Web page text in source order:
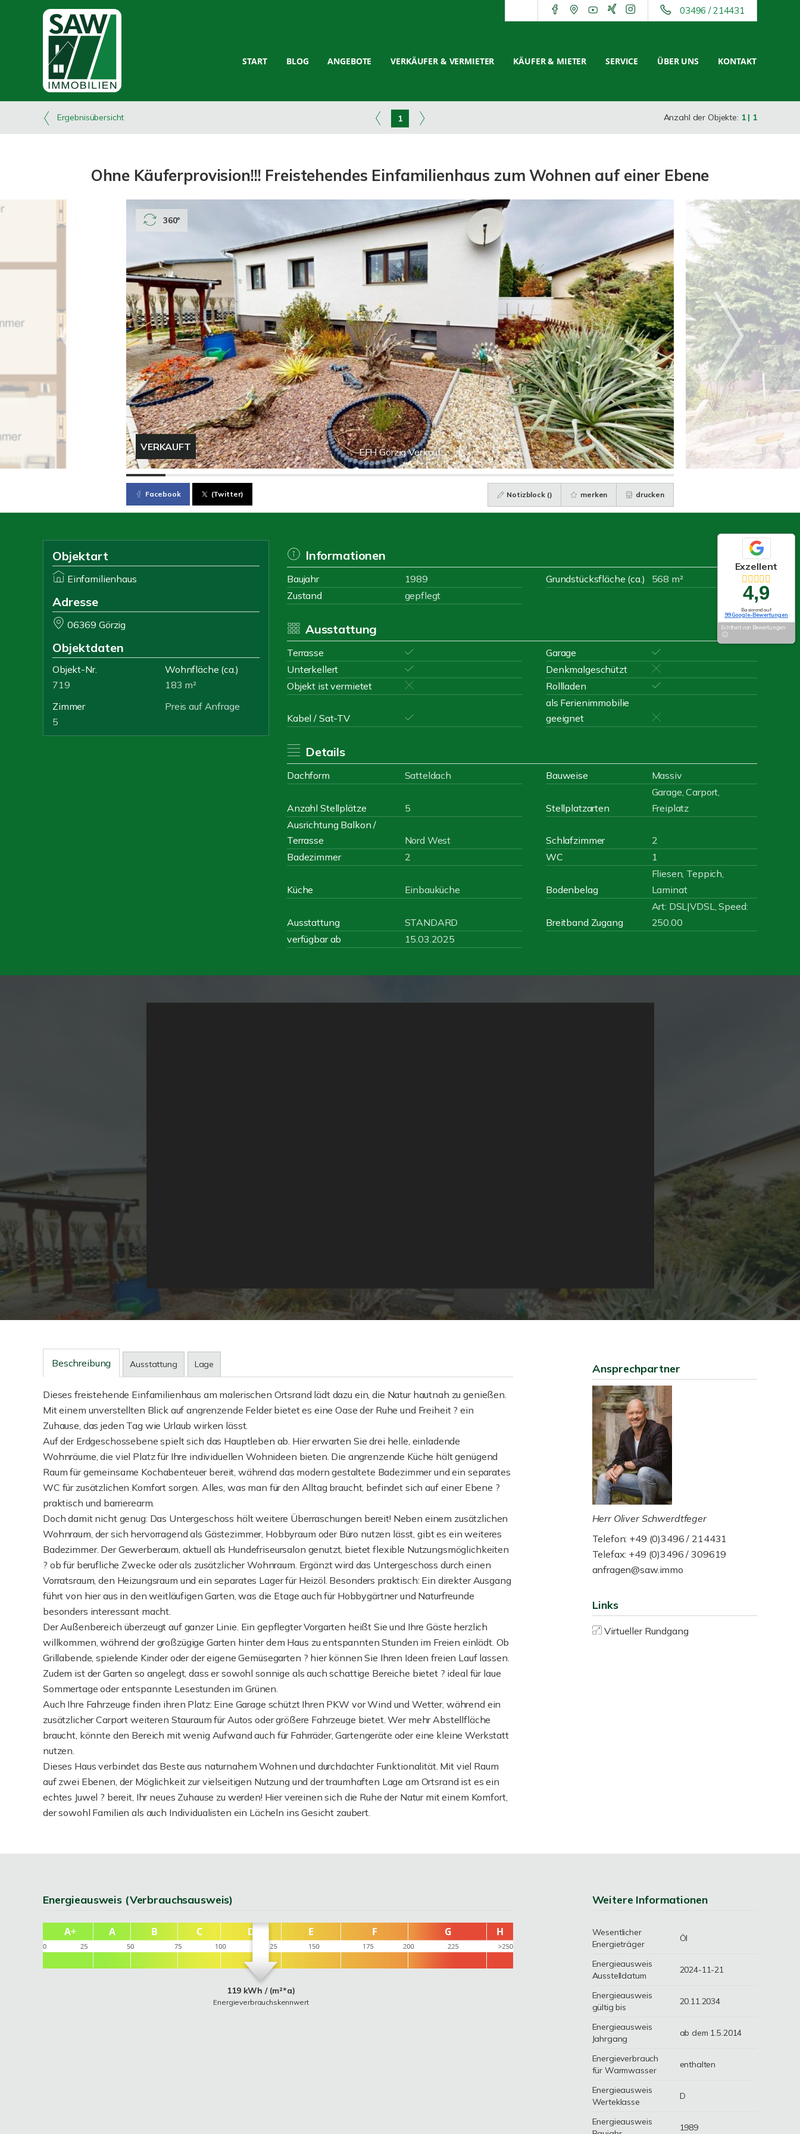
03496 / 214431
START BLOG ANGEBOTE VERKÄUFER & VERMIETER KÄUFER & MIETER SERVICE ÜBER UNS KONTAKT
Ergebnisübersicht 1 Anzahl der Objekte: 1 | 1
Ohne Käuferprovision!!! Freistehendes Einfamilienhaus zum Wohnen auf einer Ebene
EFH Görzig Verkauf
VERKAUFT
360°
Facebook (Twitter) Notizblock () merken drucken
Objektart
Einfamilienhaus
Adresse
06369 Görzig
Objektdaten
Objekt-Nr.
719
Wohnfläche (ca.)
183 m²
Zimmer
5
Preis auf Anfrage
Informationen
Baujahr 1989 Grundstücksfläche (ca.)
568 m²
Zustand
gepflegt
Ausstattung
Terrasse
Garage
Unterkellert
Denkmalgeschützt
Objekt ist vermietet
Rollladen
Kabel / Sat-TV
als Ferienimmobilie
geeignet
Details
Dachform Satteldach Bauweise Massiv
Anzahl Stellplätze 5 Stellplatzarten
Garage, Carport,
Freiplatz
Ausrichtung Balkon /
Terrasse
Nord West Schlafzimmer
2
Badezimmer
2 WC 1
Küche Einbauküche Bodenbelag
Fliesen, Teppich,
Laminat
Ausstattung STANDARD Breitband Zugang
Art: DSL|VDSL, Speed:
250.00
verfügbar ab
15.03.2025
Beschreibung Ausstattung Lage
Dieses freistehende Einfamilienhaus am malerischen Ortsrand lädt dazu ein, die Natur hautnah zu genießen.
Mit einem unverstellten Blick auf angrenzende Felder bietet es eine Oase der Ruhe und Freiheit ? ein
Zuhause, das jeden Tag wie Urlaub wirken lässt.
Auf der Erdgeschossebene spielt sich das Hauptleben ab. Hier erwarten Sie drei helle, einladende
Wohnräume, die viel Platz für Ihre individuellen Wohnideen bieten. Die angrenzende Küche hält genügend
Raum für gemeinsame Kochabenteuer bereit, während das modern gestaltete Badezimmer und ein separates
WC für zusätzlichen Komfort sorgen. Alles, was man für den Alltag braucht, befindet sich auf einer Ebene ?
praktisch und barrierearm.
Doch damit nicht genug: Das Untergeschoss hält weitere Überraschungen bereit! Neben einem zusätzlichen
Wohnraum, der sich hervorragend als Gästezimmer, Hobbyraum oder Büro nutzen lässt, gibt es ein weiteres
Badezimmer. Der Gewerberaum, aktuell als Hundefriseursalon genutzt, bietet flexible Nutzungsmöglichkeiten
? ob für berufliche Zwecke oder als zusätzlicher Wohnraum. Ergänzt wird das Untergeschoss durch einen
Vorratsraum, den Heizungsraum und ein separates Lager für Heizöl. Besonders praktisch: Ein direkter Ausgang
führt von hier aus in den weitläufigen Garten, was die Etage auch für Hobbygärtner und Naturfreunde
besonders interessant macht.
Der Außenbereich überzeugt auf ganzer Linie. Ein gepflegter Vorgarten heißt Sie und Ihre Gäste herzlich
willkommen, während der großzügige Garten hinter dem Haus zu entspannten Stunden im Freien einlädt. Ob
Grillabende, spielende Kinder oder der eigene Gemüsegarten ? hier können Sie Ihren Ideen freien Lauf lassen.
Zudem ist der Garten so angelegt, dass er sowohl sonnige als auch schattige Bereiche bietet ? ideal für laue
Sommertage oder entspannte Lesestunden im Grünen.
Auch Ihre Fahrzeuge finden ihren Platz: Eine Garage schützt Ihren PKW vor Wind und Wetter, während ein
zusätzlicher Carport weiteren Stauraum für Autos oder größere Fahrzeuge bietet. Wer mehr Abstellfläche
braucht, könnte den Bereich mit wenig Aufwand auch für Fahrräder, Gartengeräte oder eine kleine Werkstatt
nutzen.
Dieses Haus verbindet das Beste aus naturnahem Wohnen und durchdachter Funktionalität. Mit viel Raum
auf zwei Ebenen, der Möglichkeit zur vielseitigen Nutzung und der traumhaften Lage am Ortsrand ist es ein
echtes Juwel ? bereit, Ihr neues Zuhause zu werden! Hier vereinen sich die Ruhe der Natur mit einem Komfort,
der sowohl Familien als auch Individualisten ein Lächeln ins Gesicht zaubert.
Ansprechpartner
Herr Oliver Schwerdtfeger
Telefon: +49 (0)3496 / 214431
Telefax: +49 (0)3496 / 309619
anfragen@saw.immo
Links
Virtueller Rundgang
Energieausweis (Verbrauchsausweis)
119 kWh / (m²*a)
Energieverbrauchskennwert
Weitere Informationen
Wesentlicher
Energieträger
Öl
Energieausweis
Ausstelldatum
2024-11-21
Energieausweis
gültig bis
20.11.2034
Energieausweis
Jahrgang
ab dem 1.5.2014
Energieverbrauch
für Warmwasser
enthalten
Energieausweis
Werteklasse
D
Energieausweis
1989
Exzellent
4,9
Basierend auf
99 Google-Bewertungen
Echtheit von Bewertungen